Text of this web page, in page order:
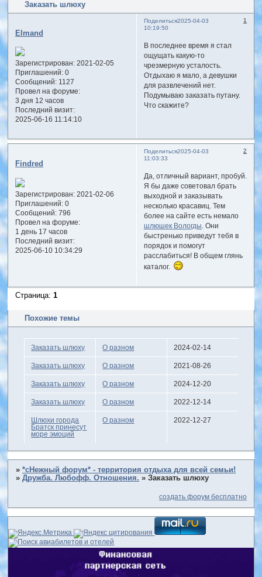
Заказать шлюху
Поделиться 1
2025-04-03
10:19:50
Elmand
Зарегистрирован: 2021-02-05
Приглашений:0
Сообщений:1127
Провел на форуме:
3 дня 12 часов
Последний визит:
2025-06-16 11:14:10
В последнее время я стал
ощущать какую-то
чрезмерную усталость.
Отдыхаю я мало, а девушки
для развлечений нет.
Подумываю заказать путану.
Что скажите?
Поделиться 2
2025-04-03
11:03:33
Findred
Зарегистрирован: 2021-02-06
Приглашений:0
Сообщений:796
Провел на форуме:
1 день 17 часов
Последний визит:
2025-06-10 10:34:29
Да, отличный вариант, пробуй.
Я бы даже советовал брать
выходной и заказывать
несколько красавиц. Тем
более на сайте есть немало
шлюшек Вологды . Они
быстренько приведут тебя в
порядок и помогут
расслабиться! В общем глянь
каталог.
Страница:1
Похожие темы
Заказать шлюху О разном 2024-02-14
Заказать шлюху О разном 2021-08-26
Заказать шлюху О разном 2024-12-20
Заказать шлюху О разном 2022-12-14
Шлюхи города
Братск принесут
море эмоций
О разном 2022-12-27
»*сНежный форум* - территория отдыха для всей семьи!
»Дружба. Любофф. Отношения. »Заказать шлюху
создать форум бесплатно